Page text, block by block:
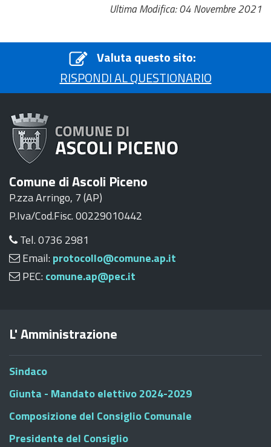
Ultima Modifica: 04 Novembre 2021
Valuta questo sito:
RISPONDI AL QUESTIONARIO
Comune di Ascoli Piceno
P.zza Arringo, 7 (AP)
P.Iva/Cod.Fisc. 00229010442
Tel. 0736 2981
Email: protocollo@comune.ap.it
PEC: comune.ap@pec.it
L' Amministrazione
Sindaco
Giunta - Mandato elettivo 2024-2029
Composizione del Consiglio Comunale
Presidente del Consiglio